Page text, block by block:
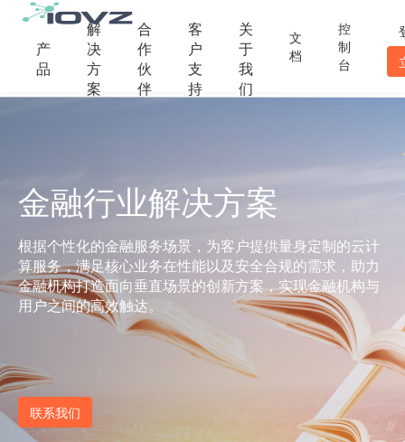
产
品
解
决
方
案
合
作
伙
伴
客
户
支
持
关
于
我
们
文
档
控
制
台
金融行业解决方案
根据个性化的金融服务场景，为客户提供量身定制的云计
算服务，满足核心业务在性能以及安全合规的需求，助力
金融机构打造面向垂直场景的创新方案，实现金融机构与
用户之间的高效触达。
联系我们